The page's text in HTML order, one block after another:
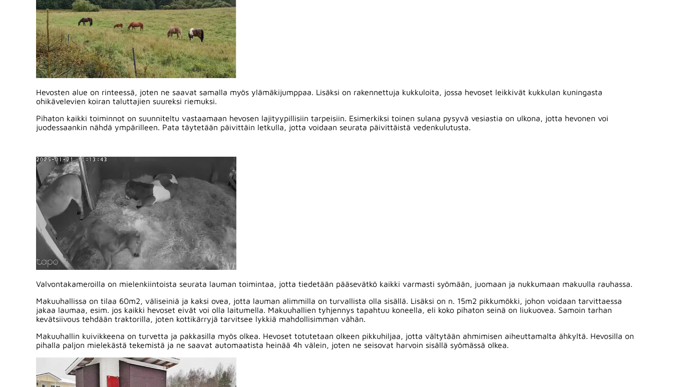
Hevosten alue on rinteessä, joten ne saavat samalla myös ylämäkijumppaa. Lisäksi on rakennettuja kukkuloita, jossa hevoset leikkivät kukkulan kuningasta
ohikävelevien koiran taluttajien suureksi riemuksi.
Pihaton kaikki toiminnot on suunniteltu vastaamaan hevosen lajityypillisiin tarpeisiin. Esimerkiksi toinen sulana pysyvä vesiastia on ulkona, jotta hevonen voi
juodessaankin nähdä ympärilleen. Pata täytetään päivittäin letkulla, jotta voidaan seurata päivittäistä vedenkulutusta.
Valvontakameroilla on mielenkiintoista seurata lauman toimintaa, jotta tiedetään pääsevätkö kaikki varmasti syömään, juomaan ja nukkumaan makuulla rauhassa.
Makuuhallissa on tilaa 60m2, väliseiniä ja kaksi ovea, jotta lauman alimmilla on turvallista olla sisällä. Lisäksi on n. 15m2 pikkumökki, johon voidaan tarvittaessa
jakaa laumaa, esim. jos kaikki hevoset eivät voi olla laitumella. Makuuhallien tyhjennys tapahtuu koneella, eli koko pihaton seinä on liukuovea. Samoin tarhan
kevätsiivous tehdään traktorilla, joten kottikärryjä tarvitsee lykkiä mahdollisimman vähän.
Makuuhallin kuivikkeena on turvetta ja pakkasilla myös olkea. Hevoset totutetaan olkeen pikkuhiljaa, jotta vältytään ahmimisen aiheuttamalta ähkyltä. Hevosilla on
pihalla paljon mielekästä tekemistä ja ne saavat automaatista heinää 4h välein, joten ne seisovat harvoin sisällä syömässä olkea.